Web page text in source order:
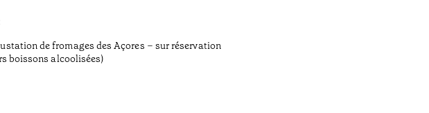
de fromages des Açores – sur réservation
boissons alcoolisées)